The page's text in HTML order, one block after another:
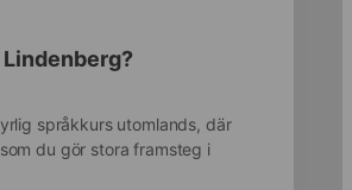
språkkurs utomlands, där
du gör stora framsteg i